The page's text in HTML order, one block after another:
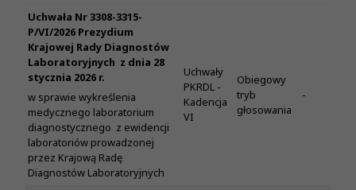
Uchwała Nr 3308-3315-
P/VI/2026 Prezydium
Krajowej Rady Diagnostów
Laboratoryjnych z dnia 28
stycznia 2026 r.
w sprawie wykreślenia
medycznego laboratorium
diagnostycznego z ewidencji
laboratoriów prowadzonej
przez Krajową Radę
Diagnostów Laboratoryjnych
Uchwały
PKRDL -
Kadencja
VI
Obiegowy
tryb
głosowania
-